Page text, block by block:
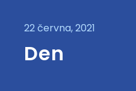
22 června, 2021
Den